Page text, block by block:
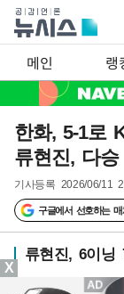
메인 랭
한화, 5-1로
류현진, 다
기사등록 2026/06/11
구글에서 선호하는
류현진, 6이닝
X